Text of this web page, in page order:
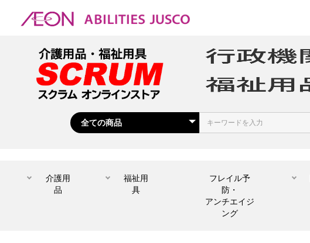
介護用
品
福祉用
具
フレイル予
防・
アンチエイジ
ング